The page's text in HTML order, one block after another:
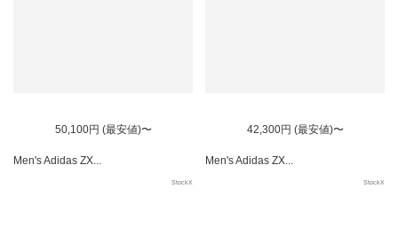
50,100円 (最安値)〜
Men's Adidas ZX...
StockX
42,300円 (最安値)〜
Men's Adidas ZX...
StockX